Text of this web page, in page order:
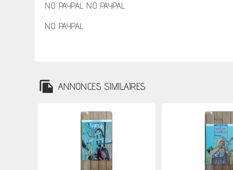
NO PAYPAL NO PAYPAL
NO PAYPAL
ANNONCES SIMILAIRES